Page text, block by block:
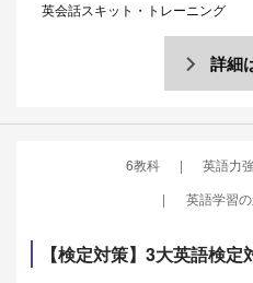
英会話スキット・トレーニング
詳細
6教科 英語力
英語学習
【検定対策】3大英語検